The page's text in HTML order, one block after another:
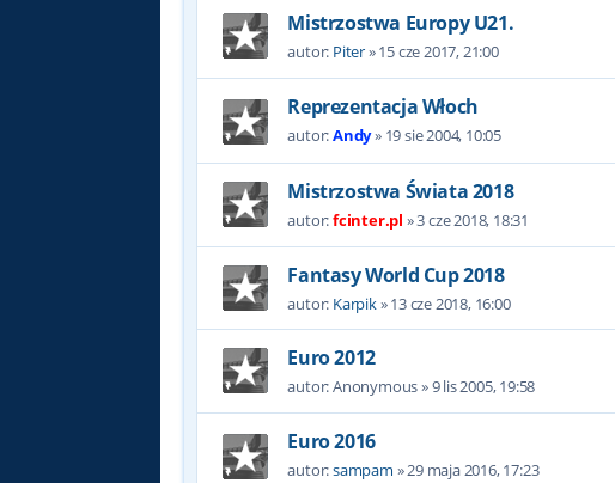
Mistrzostwa Europy U21.
autor: Piter»15 cze 2017, 21:00
Reprezentacja Włoch
autor:Andy» 19 sie 2004, 10:05
Mistrzostwa Świata 2018
autor:fcinter.pl »3 cze 2018, 18:31
Fantasy World Cup 2018
autor: Karpik»13 cze 2018, 16:00
Euro 2012
autor:Anonymous»9 lis 2005, 19:58
Euro 2016
autor:sampam »29 maja 2016, 17:23